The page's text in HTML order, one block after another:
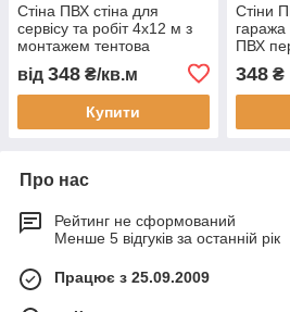
Стіна ПВХ стіна для
сервісу та робіт 4x12 м з
монтажем тентова
перегородка для складу
цеху автомийки та СТО
водонепроникна
від 348 ₴/кв.м
Купити
Стіни
ПВХ
348₴
Про нас
Рейтинг не сформований
Менше 5 відгуків за останній рік
Працює з 25.09.2009